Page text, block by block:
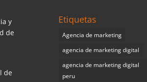
y
de
de
Etiquetas
Agencia de marketing
agencia de marketing digital
agencia de marketing digital
peru